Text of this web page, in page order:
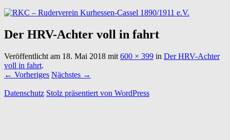
Der HRV-Achter voll in fahrt
Veröffentlicht am 18. Mai 2018 mit 600 × 399 in Der HRV-Achter
voll in fahrt.
← Vorheriges Nächstes →
Datenschutz Stolz präsentiert von WordPress